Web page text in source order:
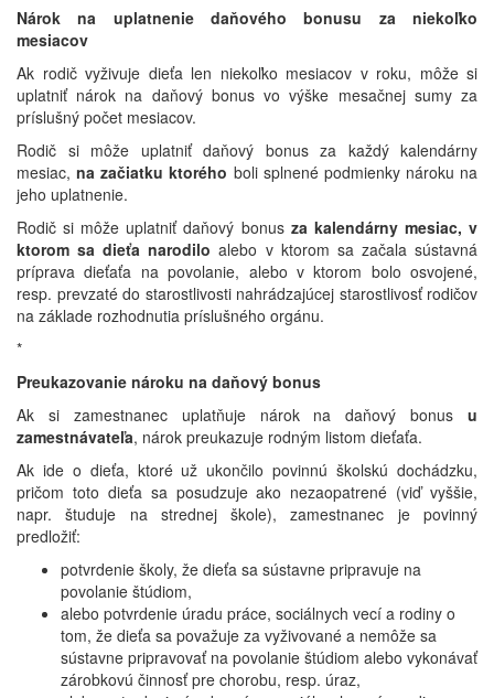
Nárok na uplatnenie daňového bonusu za niekoľko
mesiacov
Ak rodič vyživuje dieťa len niekoľko mesiacov v roku, môže si
uplatniť nárok na daňový bonus vo výške mesačnej sumy za
príslušný počet mesiacov.
Rodič si môže uplatniť daňový bonus za každý kalendárny
mesiac,na začiatku ktorého boli splnené podmienky nároku na
jeho uplatnenie.
Rodič si môže uplatniť daňový bonus za kalendárny mesiac, v
ktorom sa dieťa narodilo alebo v ktorom sa začala sústavná
príprava dieťaťa na povolanie, alebo v ktorom bolo osvojené,
resp. prevzaté do starostlivosti nahrádzajúcej starostlivosť rodičov
na základe rozhodnutia príslušného orgánu.
*
Preukazovanie nároku na daňový bonus
Ak si zamestnanec uplatňuje nárok na daňový bonus u
zamestnávateľa, nárok preukazuje rodným listom dieťaťa.
Ak ide o dieťa, ktoré už ukončilo povinnú školskú dochádzku,
pričom toto dieťa sa posudzuje ako nezaopatrené (viď vyššie,
napr. študuje na strednej škole), zamestnanec je povinný
predložiť:
potvrdenie školy, že dieťa sa sústavne pripravuje na
povolanie štúdiom,
alebo potvrdenie úradu práce, sociálnych vecí a rodiny o
tom, že dieťa sa považuje za vyživované a nemôže sa
sústavne pripravovať na povolanie štúdiom alebo vykonávať
zárobkovú činnosť pre chorobu, resp. úraz,